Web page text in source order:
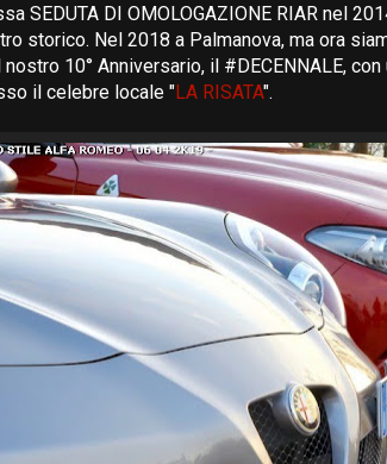
SEDUTA DI OMOLOGAZIONE RIAR nel
storico. Nel 2018 a Palmanova, ma ora
10° Anniversario, il #DECENNALE,
il celebre locale "LA RISATA".